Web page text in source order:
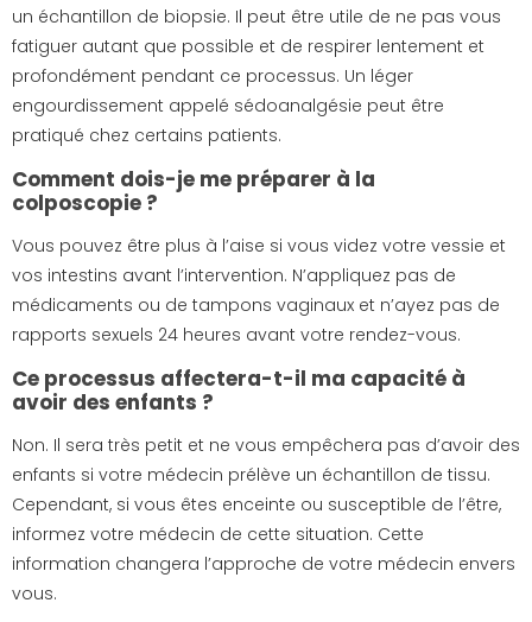
un échantillon de biopsie. Il peut être utile de ne pas vous
fatiguer autant que possible et de respirer lentement et
profondément pendant ce processus. Un léger
engourdissement appelé sédoanalgésie peut être
pratiqué chez certains patients.
Comment dois-je me préparer à la
colposcopie ?
Vous pouvez être plus à l’aise si vous videz votre vessie et
vos intestins avant l’intervention. N’appliquez pas de
médicaments ou de tampons vaginaux et n’ayez pas de
rapports sexuels 24 heures avant votre rendez-vous.
Ce processus affectera-t-il ma capacité à
avoir des enfants ?
Non. Il sera très petit et ne vous empêchera pas d’avoir des
enfants si votre médecin prélève un échantillon de tissu.
Cependant, si vous êtes enceinte ou susceptible de l’être,
informez votre médecin de cette situation. Cette
information changera l’approche de votre médecin envers
vous.